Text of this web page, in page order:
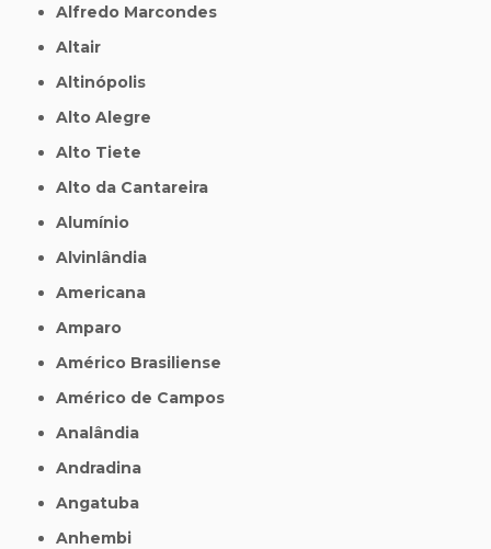
Alfredo Marcondes
Altair
Altinópolis
Alto Alegre
Alto Tiete
Alto da Cantareira
Alumínio
Alvinlândia
Americana
Amparo
Américo Brasiliense
Américo de Campos
Analândia
Andradina
Angatuba
Anhembi